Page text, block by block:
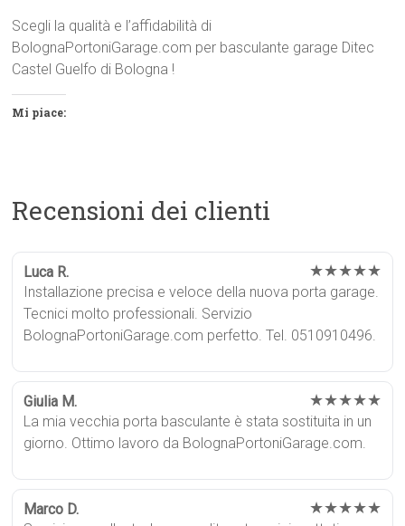
Scegli la qualità e l’affidabilità di
BolognaPortoniGarage.com per basculante garage Ditec
Castel Guelfo di Bologna !
Mi piace:
Recensioni dei clienti
Luca R. ★★★★★
Installazione precisa e veloce della nuova porta garage.
Tecnici molto professionali. Servizio
BolognaPortoniGarage.com perfetto. Tel. 0510910496.
Giulia M. ★★★★★
La mia vecchia porta basculante è stata sostituita in un
giorno. Ottimo lavoro da BolognaPortoniGarage.com.
Marco D. ★★★★★